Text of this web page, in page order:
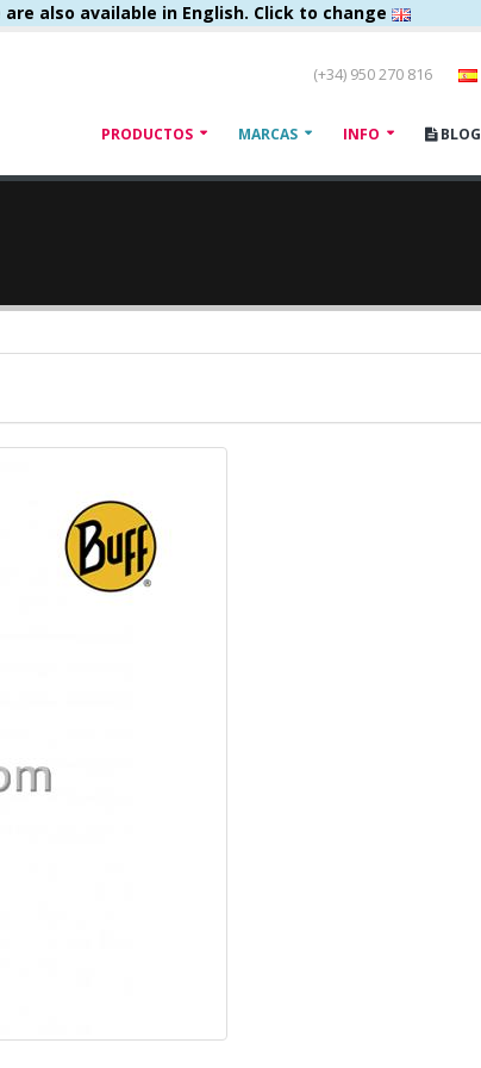
are also available in English. Click to change
(+34) 950 270 816
PRODUCTOS MARCAS INFO BLOG